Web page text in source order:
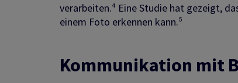
verarbeiten.⁴ Eine Studie hat gezeigt,
einem Foto erkennen kann.⁵
Kommunikation mit